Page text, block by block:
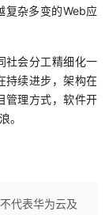
复杂多变的Web应
社会分工精细化一
持续进步，架构在
管理方式，软件开
。
代表华为云及